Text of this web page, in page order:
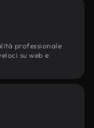
professionale
su web e